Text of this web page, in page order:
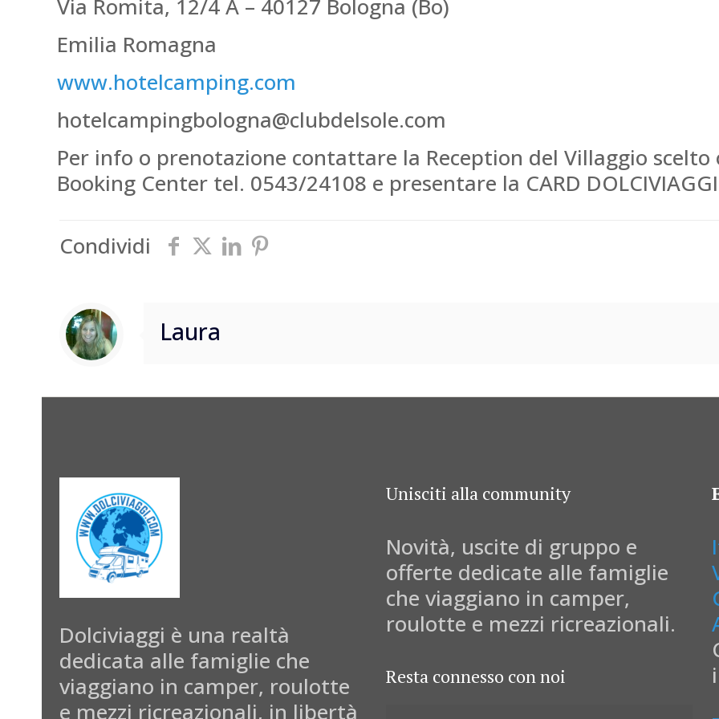
Via Romita, 12/4 A – 40127 Bologna (Bo)
Emilia Romagna
www.hotelcamping.com
hotelcampingbologna@clubdelsole.com
Per info o prenotazione contattare la Reception del Villaggio scelto
Booking Center tel. 0543/24108 e presentare la CARD DOLCIVIAGGI
Condividi
Laura
Dolciviaggi è una realtà
dedicata alle famiglie che
viaggiano in camper, roulotte
e mezzi ricreazionali, in libertà
Unisciti alla community
Novità, uscite di gruppo e
offerte dedicate alle famiglie
che viaggiano in camper,
roulotte e mezzi ricreazionali.
Resta connesso con noi